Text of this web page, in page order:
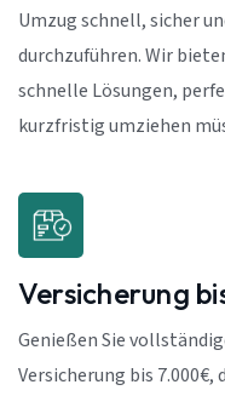
Umzug schnell, sicher
durchzuführen. Wir
schnelle Lösungen,
kurzfristig umziehen
Versicherung
Genießen Sie
Versicherung bis 7.000€,